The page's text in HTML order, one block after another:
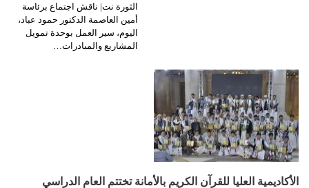
الثورة نت| ناقش اجتماع برئاسة
أمين العاصمة الدكتور حمود عباد،
اليوم، سير العمل بوحدة تمويل
المشاريع والمبادرات…
الأكاديمية العليا للقرآن الكريم بالأمانة تختتم العام الدراسي